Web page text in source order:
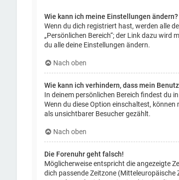
Wie kann ich meine Einstellungen ändern?
Wenn du dich registriert hast, werden alle
„Persönlichen Bereich“; der Link dazu
du alle deine Einstellungen ändern.
Nach oben
Wie kann ich verhindern, dass mein
In deinem persönlichen Bereich findest du
Wenn du diese Option einschaltest,
als unsichtbarer Besucher gezählt.
Nach oben
Die Forenuhr geht falsch!
Möglicherweise entspricht die angezeigte
dich passende Zeitzone (Mitteleuropäische